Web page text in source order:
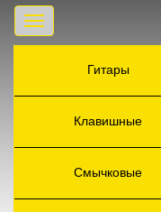
Toggle
navigation
Гитары
Клавишные
Смычковые